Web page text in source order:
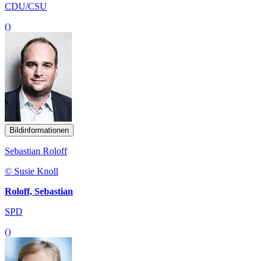
CDU/CSU
()
Bildinformationen
Sebastian Roloff
© Susie Knoll
Roloff, Sebastian
SPD
()